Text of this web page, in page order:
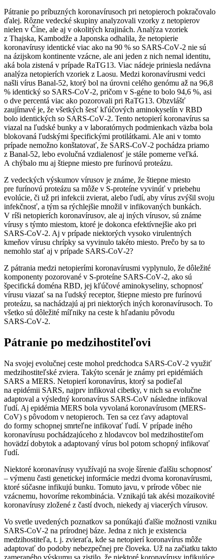
Pátranie po príbuzných koronavírusoch pri netopieroch pokračovalo
ďalej. Rôzne vedecké skupiny analyzovali vzorky z netopierov
nielen v Číne, ale aj v okolitých krajinách. Analýza vzoriek
z Thajska, Kambodže a Japonska odhalila, že netopierie
koronavírusy identické viac ako na 90 % so SARS‑CoV‑2 nie sú
na ázijskom kontinente vzácne, ale ani jeden z nich nemal identitu,
aká bola zistená v prípade RaTG13. Viac nádeje priniesla nedávna
analýza netopierích vzoriek z Laosu. Medzi koronavírusmi vedci
našli vírus Banal-52, ktorý bol na úrovni celého genómu až na 96,8
% identický so SARS‑CoV‑2, pričom v S-géne to bolo 94,6 %, asi
o dve percentá viac ako pozorovali pri RaTG13. Obzvlášť
zaujímavé je, že všetkých šesť kľúčových aminokyselín v RBD
bolo identických so SARS‑CoV‑2. Tento netopierí koronavírus sa
viazal na ľudské bunky a v laboratórnych podmienkach väzba bola
blokovaná ľudskými špecifickými protilátkami. Ale ani v tomto
prípade nemožno konštatovať, že SARS‑CoV‑2 pochádza priamo
z Banal-52, lebo evolučná vzdialenosť je stále pomerne veľká.
A chýbalo mu aj štiepne miesto pre furínovú proteázu.
Z vedeckých výskumov vírusov je známe, že štiepne miesto
pre furínovú proteázu sa môže v S-proteíne vyvinúť v priebehu
evolúcie, či už pri infekcii zvierat, alebo ľudí, aby vírus zvýšil svoju
infekčnosť, a tým sa rýchlejšie množil v infikovaných bunkách.
V ríši netopierích koronavírusov, ale aj iných vírusov, sú známe
vírusy s týmto miestom, ktoré je dokonca efektívnejšie ako pri
SARS‑CoV‑2. Aj v prípade niektorých vysoko virulentných
kmeňov vírusu chrípky sa vyvinulo takéto miesto. Prečo by sa to
nemohlo stať aj v prípade SARS‑CoV‑2?
Z pátrania medzi netopierími koronavírusmi vyplynulo, že dôležité
komponenty pozorované v S-proteíne SARS‑CoV‑2, ako sú
špecifická doména RBD, jej kľúčové aminokyseliny, schopnosť
vírusu viazať sa na ľudský receptor, štiepne miesto pre furínovú
proteázu, sa nachádzajú aj pri niektorých iných koronavírusoch. To
všetko sú dôležité míľniky na ceste k hľadaniu pôvodu
SARS‑CoV‑2.
Pátranie po medzihostiteľovi
Na svojej evolučnej ceste mohol predchodca SARS‑CoV‑2 využiť
medzihostiteľské zviera. Takýto scenár je známy pri epidémiách
SARS a MERS. Netopierí koronavírus, ktorý sa podieľal
na epidémii SARS, najprv infikoval cibetky, v nich sa evolučne
adaptoval a výsledný koronavírus SARS-CoV následne infikoval
ľudí. Aj epidémia MERS bola vyvolaná koronavírusom (MERS-
CoV) s pôvodom v netopieroch. Ten sa cez ťavy adaptoval
do formy schopnej smrteľne infikovať ľudí. V prípade iného
koronavírusu pochádzajúceho z hlodavcov bol medzihostiteľom
hovädzí dobytok a adaptovaný vírus bol potom schopný infikovať
ľudí.
Niektoré koronavírusy využívajú na svoje šírenie ďalšiu schopnosť
– výmenu časti genetickej informácie medzi dvoma koronavírusmi,
ktoré súčasne infikujú bunku. Tomuto javu, v prírode vôbec nie
vzácnemu, hovoríme rekombinácia. Vznikajú tak akési mozaikovité
koronavírusy zložené z častí dvoch, niekedy aj viacerých vírusov.
Vo svetle uvedených poznatkov sa ponúkajú ďalšie možnosti vzniku
SARS‑CoV‑2 na prírodnej báze. Jedna z nich je existencia
medzihostiteľa, t. j. zvieraťa, kde sa netopierí koronavírus môže
adaptovať do podoby nebezpečnej pre človeka. Už na začiatku takto
zameraného výskumu sa zistilo, že niektoré koronavírusy infikujúce